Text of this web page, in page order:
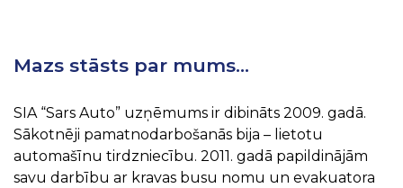
Mazs stāsts par mums…
SIA “Sars Auto” uzņēmums ir dibināts 2009. gadā.
Sākotnēji pamatnodarbošanās bija – lietotu
automašīnu tirdzniecību. 2011. gadā papildinājām
savu darbību ar kravas busu nomu un evakuatora